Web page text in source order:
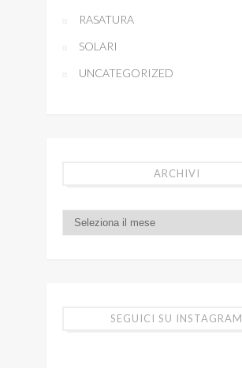
RASATURA
SOLARI
UNCATEGORIZED
ARCHIVI
SEGUICI SU INSTAGRAM